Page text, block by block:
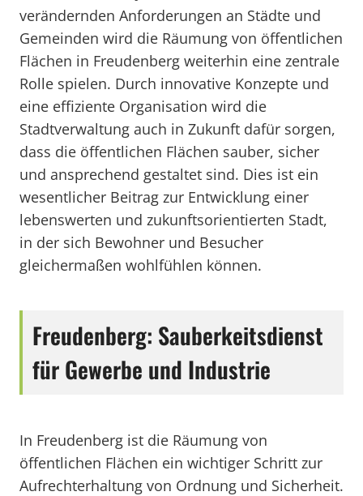
verändernden Anforderungen an Städte und
Gemeinden wird die Räumung von öffentlichen
Flächen in Freudenberg weiterhin eine zentrale
Rolle spielen. Durch innovative Konzepte und
eine effiziente Organisation wird die
Stadtverwaltung auch in Zukunft dafür sorgen,
dass die öffentlichen Flächen sauber, sicher
und ansprechend gestaltet sind. Dies ist ein
wesentlicher Beitrag zur Entwicklung einer
lebenswerten und zukunftsorientierten Stadt,
in der sich Bewohner und Besucher
gleichermaßen wohlfühlen können.
Freudenberg: Sauberkeitsdienst
für Gewerbe und Industrie
In Freudenberg ist die Räumung von
öffentlichen Flächen ein wichtiger Schritt zur
Aufrechterhaltung von Ordnung und Sicherheit.